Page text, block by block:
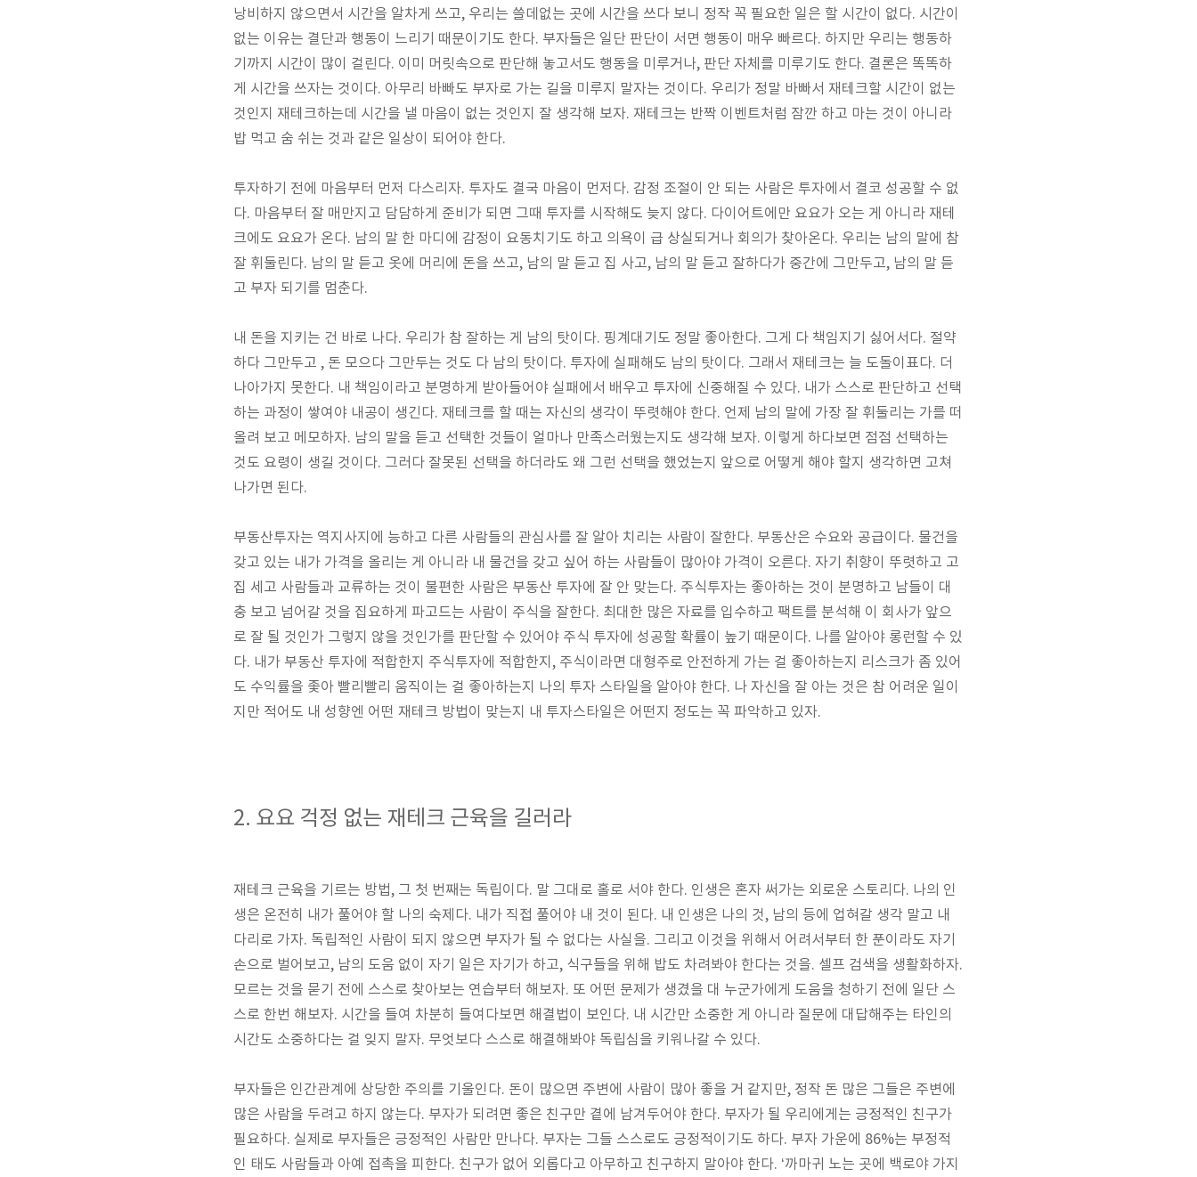
낭비하지 않으면서 시간을 알차게 쓰고, 우리는 쓸데없는 곳에 시간을 쓰다 보니 정작 꼭 필요한 일은 할 시간이 없다. 시간이
없는 이유는 결단과 행동이 느리기 때문이기도 한다. 부자들은 일단 판단이 서면 행동이 매우 빠르다. 하지만 우리는 행동하
기까지 시간이 많이 걸린다. 이미 머릿속으로 판단해 놓고서도 행동을 미루거나, 판단 자체를 미루기도 한다. 결론은 똑똑하
게 시간을 쓰자는 것이다. 아무리 바빠도 부자로 가는 길을 미루지 말자는 것이다. 우리가 정말 바빠서 재테크할 시간이 없는
것인지 재테크하는데 시간을 낼 마음이 없는 것인지 잘 생각해 보자. 재테크는 반짝 이벤트처럼 잠깐 하고 마는 것이 아니라
밥 먹고 숨 쉬는 것과 같은 일상이 되어야 한다.
투자하기 전에 마음부터 먼저 다스리자. 투자도 결국 마음이 먼저다. 감정 조절이 안 되는 사람은 투자에서 결코 성공할 수 없
다. 마음부터 잘 매만지고 담담하게 준비가 되면 그때 투자를 시작해도 늦지 않다. 다이어트에만 요요가 오는 게 아니라 재테
크에도 요요가 온다. 남의 말 한 마디에 감정이 요동치기도 하고 의욕이 급 상실되거나 회의가 찾아온다. 우리는 남의 말에 참
잘 휘둘린다. 남의 말 듣고 옷에 머리에 돈을 쓰고, 남의 말 듣고 집 사고, 남의 말 듣고 잘하다가 중간에 그만두고, 남의 말 듣
고 부자 되기를 멈춘다.
내 돈을 지키는 건 바로 나다. 우리가 참 잘하는 게 남의 탓이다. 핑계대기도 정말 좋아한다. 그게 다 책임지기 싫어서다. 절약
하다 그만두고 , 돈 모으다 그만두는 것도 다 남의 탓이다. 투자에 실패해도 남의 탓이다. 그래서 재테크는 늘 도돌이표다. 더
나아가지 못한다. 내 책임이라고 분명하게 받아들어야 실패에서 배우고 투자에 신중해질 수 있다. 내가 스스로 판단하고 선택
하는 과정이 쌓여야 내공이 생긴다. 재테크를 할 때는 자신의 생각이 뚜렷해야 한다. 언제 남의 말에 가장 잘 휘둘리는 가를 떠
올려 보고 메모하자. 남의 말을 듣고 선택한 것들이 얼마나 만족스러웠는지도 생각해 보자. 이렇게 하다보면 점점 선택하는
것도 요령이 생길 것이다. 그러다 잘못된 선택을 하더라도 왜 그런 선택을 했었는지 앞으로 어떻게 해야 할지 생각하면 고쳐
나가면 된다.
부동산투자는 역지사지에 능하고 다른 사람들의 관심사를 잘 알아 치리는 사람이 잘한다. 부동산은 수요와 공급이다. 물건을
갖고 있는 내가 가격을 올리는 게 아니라 내 물건을 갖고 싶어 하는 사람들이 많아야 가격이 오른다. 자기 취향이 뚜렷하고 고
집 세고 사람들과 교류하는 것이 불편한 사람은 부동산 투자에 잘 안 맞는다. 주식투자는 좋아하는 것이 분명하고 남들이 대
충 보고 넘어갈 것을 집요하게 파고드는 사람이 주식을 잘한다. 최대한 많은 자료를 입수하고 팩트를 분석해 이 회사가 앞으
로 잘 될 것인가 그렇지 않을 것인가를 판단할 수 있어야 주식 투자에 성공할 확률이 높기 때문이다. 나를 알아야 롱런할 수 있
다. 내가 부동산 투자에 적합한지 주식투자에 적합한지, 주식이라면 대형주로 안전하게 가는 걸 좋아하는지 리스크가 좀 있어
도 수익률을 좇아 빨리빨리 움직이는 걸 좋아하는지 나의 투자 스타일을 알아야 한다. 나 자신을 잘 아는 것은 참 어려운 일이
지만 적어도 내 성향엔 어떤 재테크 방법이 맞는지 내 투자스타일은 어떤지 정도는 꼭 파악하고 있자.
2. 요요 걱정 없는 재테크 근육을 길러라
재테크 근육을 기르는 방법, 그 첫 번째는 독립이다. 말 그대로 홀로 서야 한다. 인생은 혼자 써가는 외로운 스토리다. 나의 인
생은 온전히 내가 풀어야 할 나의 숙제다. 내가 직접 풀어야 내 것이 된다. 내 인생은 나의 것, 남의 등에 업혀갈 생각 말고 내
다리로 가자. 독립적인 사람이 되지 않으면 부자가 될 수 없다는 사실을. 그리고 이것을 위해서 어려서부터 한 푼이라도 자기
손으로 벌어보고, 남의 도움 없이 자기 일은 자기가 하고, 식구들을 위해 밥도 차려봐야 한다는 것을. 셀프 검색을 생활화하자.
모르는 것을 묻기 전에 스스로 찾아보는 연습부터 해보자. 또 어떤 문제가 생겼을 대 누군가에게 도움을 청하기 전에 일단 스
스로 한번 해보자. 시간을 들여 차분히 들여다보면 해결법이 보인다. 내 시간만 소중한 게 아니라 질문에 대답해주는 타인의
시간도 소중하다는 걸 잊지 말자. 무엇보다 스스로 해결해봐야 독립심을 키워나갈 수 있다.
부자들은 인간관계에 상당한 주의를 기울인다. 돈이 많으면 주변에 사람이 많아 좋을 거 같지만, 정작 돈 많은 그들은 주변에
많은 사람을 두려고 하지 않는다. 부자가 되려면 좋은 친구만 곁에 남겨두어야 한다. 부자가 될 우리에게는 긍정적인 친구가
필요하다. 실제로 부자들은 긍정적인 사람만 만나다. 부자는 그들 스스로도 긍정적이기도 하다. 부자 가운에 86%는 부정적
인 태도 사람들과 아예 접촉을 피한다. 친구가 없어 외롭다고 아무하고 친구하지 말아야 한다. ‘까마귀 노는 곳에 백로야 가지